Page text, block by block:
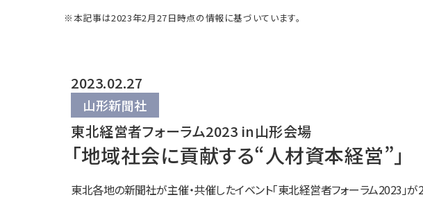
※本記事は2023年2月27日時点の情報に基づいています。
2023.02.27
山形新聞社
東北経営者フォーラム2023 in山形会場
「地域社会に貢献する“人材資本経営”」
東北各地の新聞社が主催・共催したイベント「東北経営者フォーラム2023」